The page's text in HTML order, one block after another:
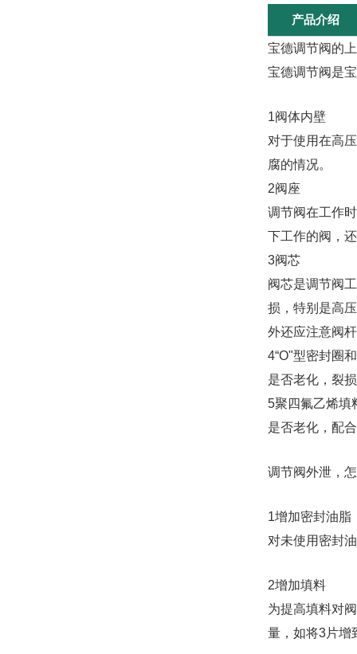
产品介绍
宝德调节阀的
宝德调节阀是
1阀体内壁
对于使用在高
腐的情况。
2阀座
调节阀在工作
下工作的阀，
3阀芯
阀芯是调节阀
损，特别是高
外还应注意阀
4“O"型密封圈
是否老化，裂
5聚四氟乙烯填
是否老化，配
调节阀外泄，
1增加密封油脂
对未使用密封
2增加填料
为提高填料对
量，如将3片增